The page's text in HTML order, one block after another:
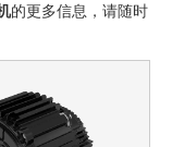
的更多信息，请随时